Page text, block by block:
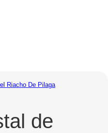
Riacho De Pilaga
de